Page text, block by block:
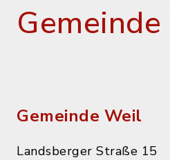
Gemeinde Weil
Landsberger Straße 15